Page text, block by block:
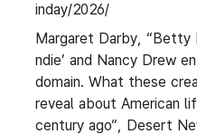
inday/2026/
Margaret Darby, “Betty
ndie’ and Nancy Drew
domain. What these
reveal about American
century ago“, Desert